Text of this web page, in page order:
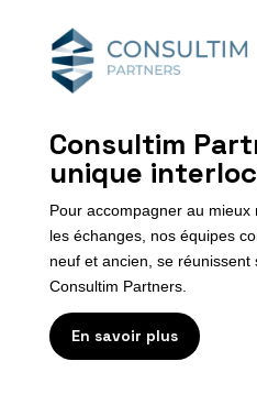
Consultim
unique
Pour accompagner au
les échanges, nos équipes
neuf et ancien, se
Consultim Partners.
En savoir plus